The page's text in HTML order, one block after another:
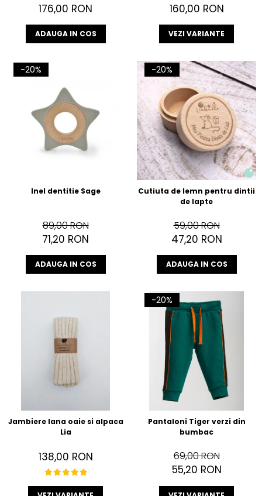
176,00 RON
ADAUGA IN COS
160,00 RON
VEZI VARIANTE
-20%
Inel dentitie Sage
89,00 RON
71,20 RON
ADAUGA IN COS
-20%
Cutiuta de lemn pentru dintii
de lapte
59,00 RON
47,20 RON
ADAUGA IN COS
Jambiere lana oaie si alpaca
Lia
138,00 RON
-20%
Pantaloni Tiger verzi din
bumbac
69,00 RON
55,20 RON